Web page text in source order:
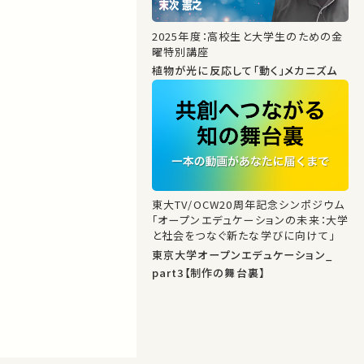
2025年度：高校生と大学生のための金
曜特別講座
植物が光に反応して「動く」メカニズム
東大TV/OCW20周年記念シンポジウム
「オープンエデュケーションの未来：大学
と社会をつなぐ新たな学びに向けて」
東京大学オープンエデュケーション_
part3【制作の舞台裏】